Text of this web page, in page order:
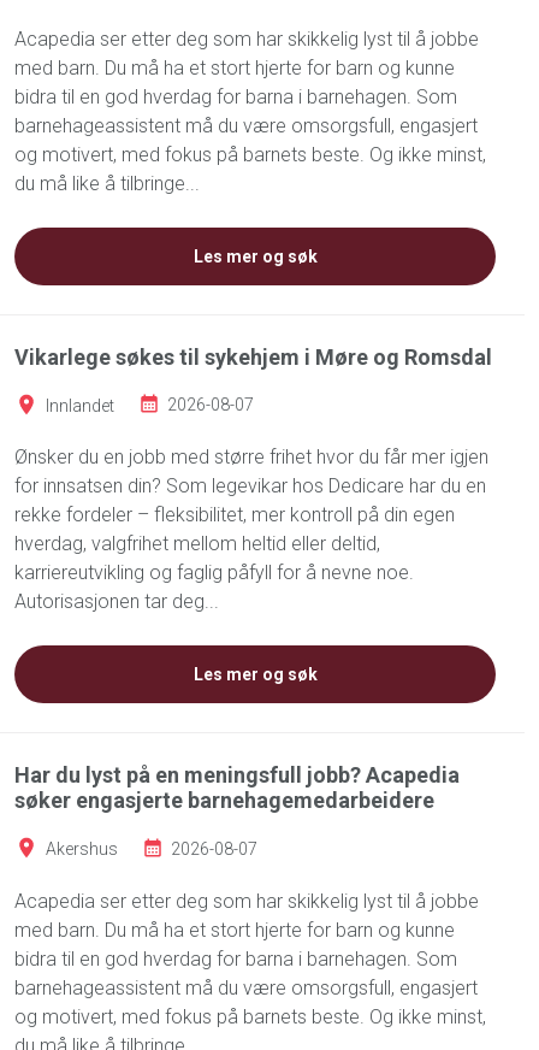
Acapedia ser etter deg som har skikkelig lyst til å jobbe
med barn. Du må ha et stort hjerte for barn og kunne
bidra til en god hverdag for barna i barnehagen. Som
barnehageassistent må du være omsorgsfull, engasjert
og motivert, med fokus på barnets beste. Og ikke minst,
du må like å tilbringe...
Les mer og søk
Vikarlege søkes til sykehjem i Møre og Romsdal
Innlandet 2026-08-07
Ønsker du en jobb med større frihet hvor du får mer igjen
for innsatsen din? Som legevikar hos Dedicare har du en
rekke fordeler – fleksibilitet, mer kontroll på din egen
hverdag, valgfrihet mellom heltid eller deltid,
karriereutvikling og faglig påfyll for å nevne noe.
Autorisasjonen tar deg...
Les mer og søk
Har du lyst på en meningsfull jobb? Acapedia
søker engasjerte barnehagemedarbeidere
Akershus 2026-08-07
Acapedia ser etter deg som har skikkelig lyst til å jobbe
med barn. Du må ha et stort hjerte for barn og kunne
bidra til en god hverdag for barna i barnehagen. Som
barnehageassistent må du være omsorgsfull, engasjert
og motivert, med fokus på barnets beste. Og ikke minst,
du må like å tilbringe...